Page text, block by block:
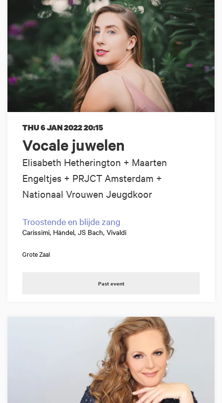
Vocale juwelen
Elisabeth Hetherington + Maarten
Engeltjes + PRJCT Amsterdam +
Nationaal Vrouwen Jeugdkoor
THU 6 JAN 202220:15
Troostende en blijde zang
Carissimi, Händel, JS Bach, Vivaldi
Grote Zaal
Past event